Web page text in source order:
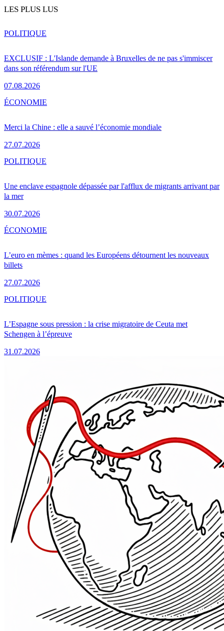
LES PLUS LUS
EXCLUSIF : L'Islande demande à Bruxelles de ne pas s'immiscer
dans son référendum sur l'UE
07.08.2026
POLITIQUE
Merci la Chine : elle a sauvé l’économie mondiale
27.07.2026
ÉCONOMIE
Une enclave espagnole dépassée par l'afflux de migrants arrivant par
la mer
30.07.2026
POLITIQUE
L’euro en mèmes : quand les Européens détournent les nouveaux
billets
27.07.2026
ÉCONOMIE
L’Espagne sous pression : la crise migratoire de Ceuta met
Schengen à l’épreuve
31.07.2026
POLITIQUE